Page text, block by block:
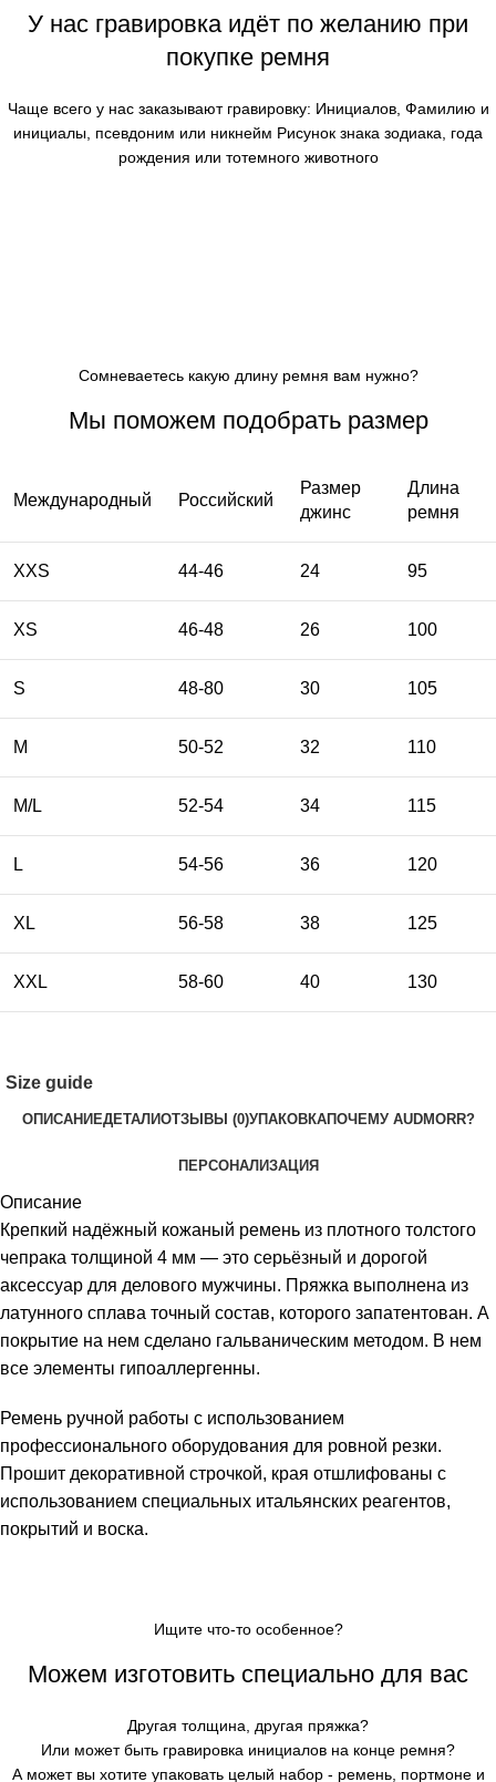
У нас гравировка идёт по желанию при
покупке ремня
Чаще всего у нас заказывают гравировку: Инициалов, Фамилию и
инициалы, псевдоним или никнейм Рисунок знака зодиака, года
рождения или тотемного животного
Сомневаетесь какую длину ремня вам нужно?
Мы поможем подобрать размер
Международный Российский
Размер
джинс
Длина
ремня
XXS 44-46 24 95
XS 46-48 26 100
S 48-80 30 105
M 50-52 32 110
M/L 52-54 34 115
L 54-56 36 120
XL 56-58 38 125
XXL 58-60 40 130
Size guide
ОПИСАНИЕДЕТАЛИОТЗЫВЫ (0)УПАКОВКАПОЧЕМУ AUDMORR?
ПЕРСОНАЛИЗАЦИЯ
Описание
Крепкий надёжный кожаный ремень из плотного толстого
чепрака толщиной 4 мм — это серьёзный и дорогой
аксессуар для делового мужчины. Пряжка выполнена из
латунного сплава точный состав, которого запатентован. А
покрытие на нем сделано гальваническим методом. В нем
все элементы гипоаллергенны.
Ремень ручной работы с использованием
профессионального оборудования для ровной резки.
Прошит декоративной строчкой, края отшлифованы с
использованием специальных итальянских реагентов,
покрытий и воска.
Ищите что-то особенное?
Можем изготовить специально для вас
Другая толщина, другая пряжка?
Или может быть гравировка инициалов на конце ремня?
А может вы хотите упаковать целый набор - ремень, портмоне и